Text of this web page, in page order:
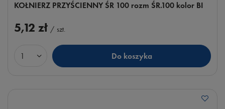
KOŁNIERZ PRZYŚCIENNY ŚR 100 rozm ŚR.100 kolor BI
5,12 zł / szt.
Ilość produktów Do koszyka